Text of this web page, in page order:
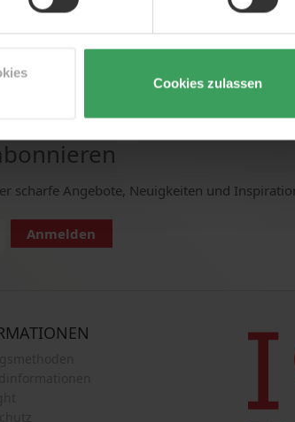
Cookies zulassen
scharfe Angebote, Neuigkeiten und
Anmelden